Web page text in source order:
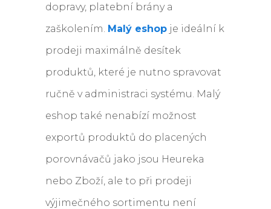
dopravy, platební brány a
zaškolením. Malý eshopje ideální k
prodeji maximálně desítek
produktů, které je nutno spravovat
ručně v administraci systému. Malý
eshop také nenabízí možnost
exportů produktů do placených
porovnávačů jako jsou Heureka
nebo Zboží, ale to při prodeji
výjimečného sortimentu není